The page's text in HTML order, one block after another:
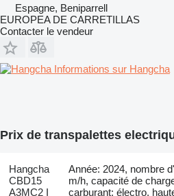
Espagne, Beniparrell
EUROPEA DE CARRETILLAS
Contacter le vendeur
Informations sur Hangcha
Prix de transpalettes
Hangcha
CBD15
A3MC2 I
Année: 2024, nombre
m/h, capacité de
carburant: électro,